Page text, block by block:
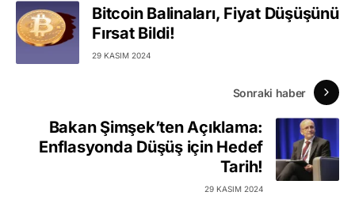
Bitcoin Balinaları, Fiyat Düşüşünü
Fırsat Bildi!
29 KASIM 2024
Sonraki haber
Bakan Şimşek’ten Açıklama:
Enflasyonda Düşüş için Hedef
Tarih!
29 KASIM 2024